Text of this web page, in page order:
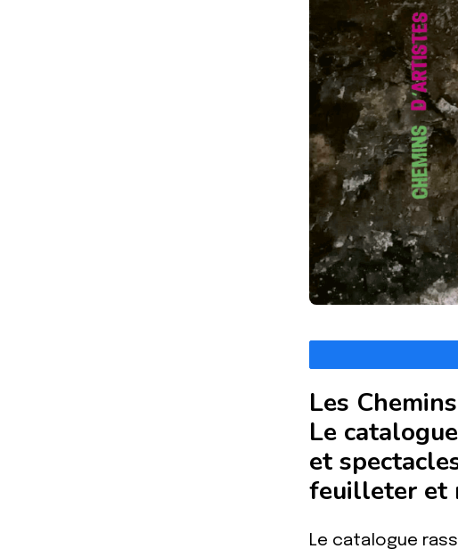
Les
Le
et
feuilleter et
Le catalogue